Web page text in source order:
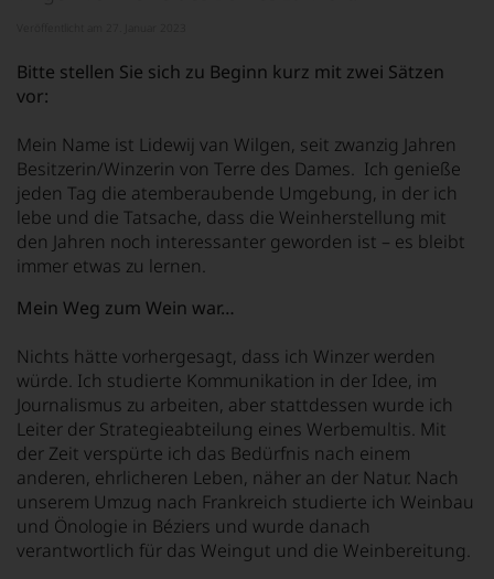
Bitte stellen Sie sich zu Beginn kurz mit zwei Sätzen
vor:
Mein Name ist Lidewij van Wilgen, seit zwanzig Jahren
Besitzerin/Winzerin von Terre des Dames. Ich genieße
jeden Tag die atemberaubende Umgebung, in der ich
lebe und die Tatsache, dass die Weinherstellung mit
den Jahren noch interessanter geworden ist – es bleibt
immer etwas zu lernen.
Mein Weg zum Wein war…
Nichts hätte vorhergesagt, dass ich Winzer werden
würde. Ich studierte Kommunikation in der Idee, im
Journalismus zu arbeiten, aber stattdessen wurde ich
Leiter der Strategieabteilung eines Werbemultis. Mit
der Zeit verspürte ich das Bedürfnis nach einem
anderen, ehrlicheren Leben, näher an der Natur. Nach
unserem Umzug nach Frankreich studierte ich Weinbau
und Önologie in Béziers und wurde danach
verantwortlich für das Weingut und die Weinbereitung.